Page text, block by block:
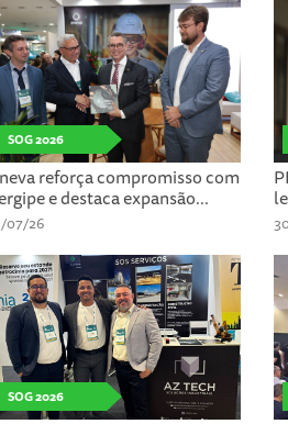
SOG 2026
reforça compromisso com
e destaca expansão...
07/26
SOG 2026